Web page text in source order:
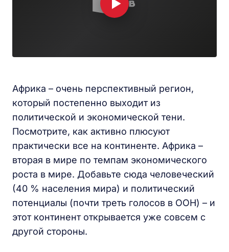
Африка – очень перспективный регион,
который постепенно выходит из
политической и экономической тени.
Посмотрите, как активно плюсуют
практически все на континенте. Африка –
вторая в мире по темпам экономического
роста в мире. Добавьте сюда человеческий
(40 % населения мира) и политический
потенциалы (почти треть голосов в ООН) – и
этот континент открывается уже совсем с
другой стороны.